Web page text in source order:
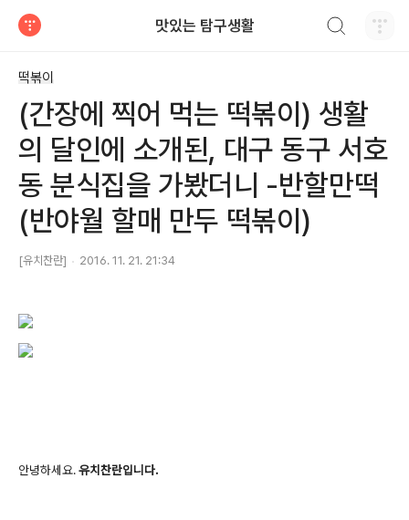
맛있는 탐구생활
떡볶이
(간장에 찍어 먹는 떡볶이) 생활
의 달인에 소개된, 대구 동구 서호
동 분식집을 가봤더니 -반할만떡
(반야월 할매 만두 떡볶이)
[유치찬란] 2016. 11. 21. 21:34
안녕하세요.유치찬란입니다.